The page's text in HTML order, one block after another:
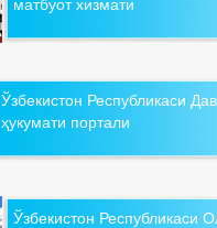
матбуот хизмати
Ўзбекистон Республикаси
ҳукумати портали
Ўзбекистон Республикаси